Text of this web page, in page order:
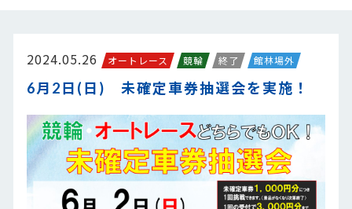
2024.05.26 オートレース 競輪 終了 館林場外
6月2日(日) 未確定車券抽選会を実施！